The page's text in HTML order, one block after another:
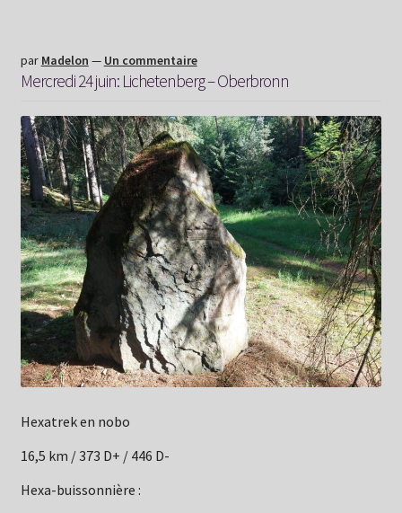
par Madelon — Un commentaire
Mercredi 24 juin: Lichetenberg – Oberbronn
Hexatrek en nobo
16,5 km / 373 D+ / 446 D-
Hexa-buissonnière :